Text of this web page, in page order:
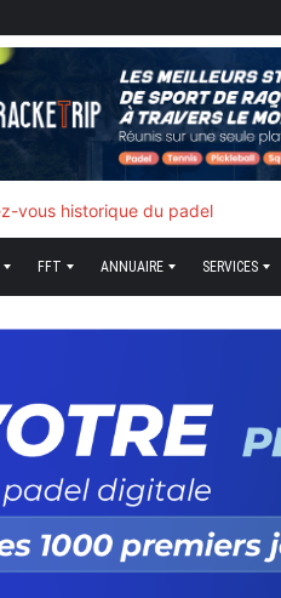
FFT ANNUAIRE SERVICES